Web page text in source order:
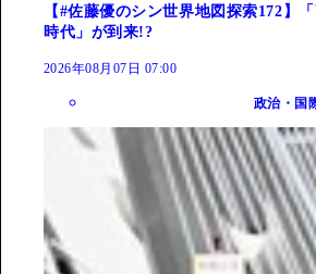
【#佐藤優のシン世界地図探索172】
時代」が到来!?
2026年08月07日 07:00
政治・国